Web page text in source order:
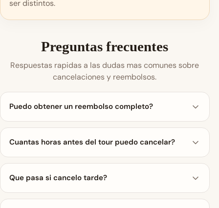
ser distintos.
Preguntas frecuentes
Respuestas rapidas a las dudas mas comunes sobre
cancelaciones y reembolsos.
Puedo obtener un reembolso completo?
Cuantas horas antes del tour puedo cancelar?
Que pasa si cancelo tarde?